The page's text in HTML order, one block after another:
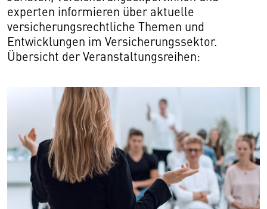
experten informieren über aktuelle
versicherungsrechtliche Themen und
Entwicklungen im Versicherungssektor.
Übersicht der Veranstaltungsreihen: